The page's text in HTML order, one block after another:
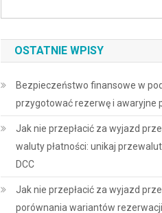
OSTATNIE WPISY
Bezpieczeństwo finansowe w
przygotować rezerwę i awaryjne
Jak nie przepłacić za wyjazd
waluty płatności: unikaj
DCC
Jak nie przepłacić za wyjazd
porównania wariantów